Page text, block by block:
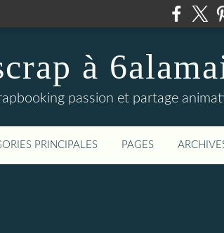
à
passion et partage
PRINCIPALES PAGES